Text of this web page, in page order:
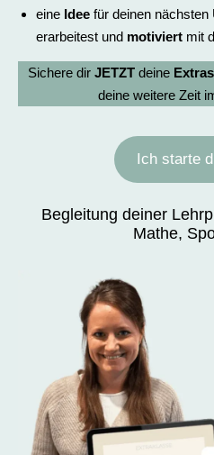
eine Idee für deinen
erarbeitest und motiviert mit
Sichere dir JETZTdeine
deine weitere Zeit
Ich starte
Begleitung deiner
Mathe,